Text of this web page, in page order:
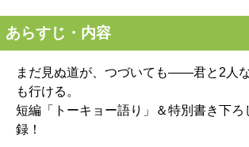
あらすじ・内容
まだ見ぬ道が、つづいても――君と2人
も行ける。
短編「トーキョー語り」＆特別書き下ろ
録！